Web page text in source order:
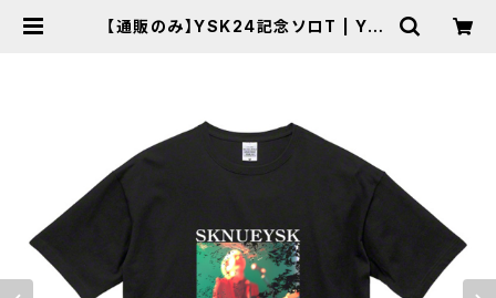
【通販のみ】YSK24記念ソロT | YKF